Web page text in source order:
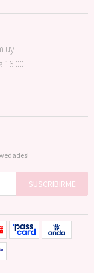
16:00
SUSCRIBIRME